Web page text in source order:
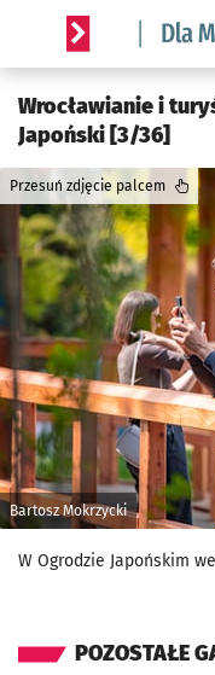
Serwis informacyjny
Wrocławianie i
Japoński [3/36]
Bartosz Mokrzycki
Przesuń zdjęcie palcem
W Ogrodzie Japońskim
POZOSTAŁE